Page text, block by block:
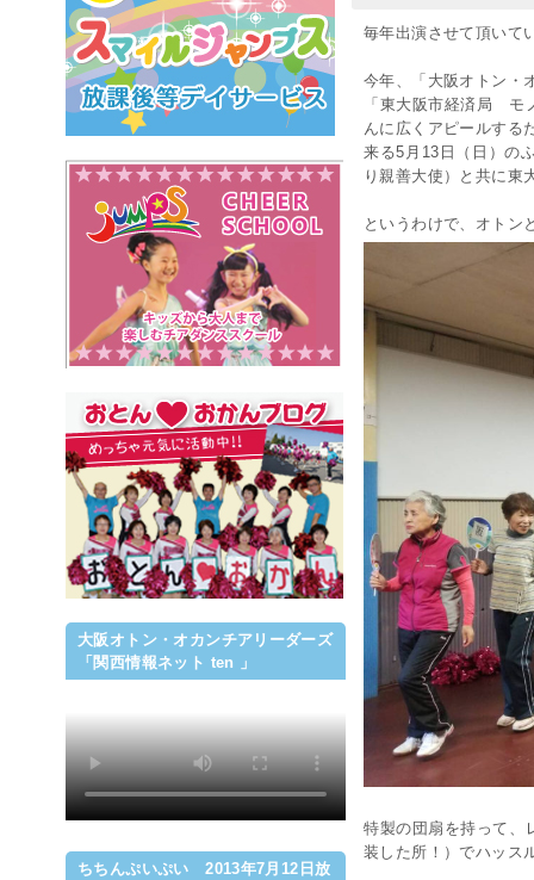
毎年出演させて頂いて
今年、「大阪オトン・
「東大阪市経済局 モ
んに広くアピールする
来る5月13日（日）の
り親善大使）と共に東
というわけで、オトン
特製の団扇を持って、
装した所！）でハッス
大阪オトン・オカンチアリーダーズ
「関西情報ネット ten 」
ちちんぷいぷい 2013年7月12日放